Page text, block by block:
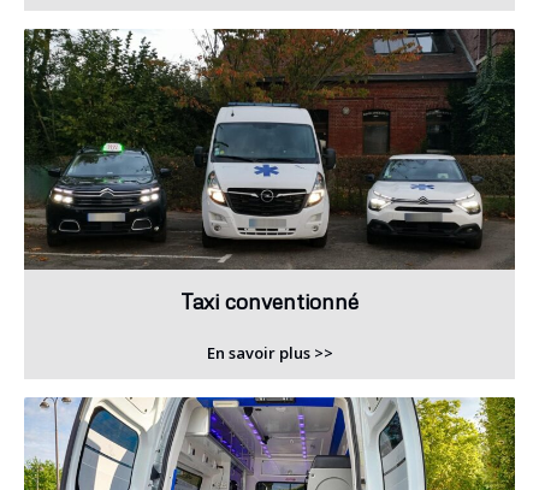
Taxi conventionné
En savoir plus >>